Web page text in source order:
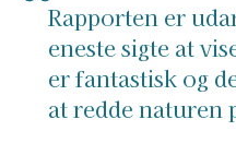
Rapporten er
eneste sigte at
er fantastisk og
at redde naturen